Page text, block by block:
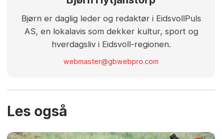
Bjørn er daglig leder og redaktør i EidsvollPuls
AS, en lokalavis som dekker kultur, sport og
hverdagsliv i Eidsvoll-regionen.
webmaster@gbwebpro.com
Les også